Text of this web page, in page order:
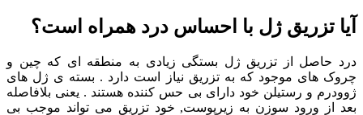
آیا تزریق ژل با احساس درد همراه است؟
درد حاصل از تزریق ژل بستگی زیادی به منطقه ای که چین و
چروک های موجود که به تزریق نیاز است دارد . بسته ی ژل های
ژوودرم و رستیلن خود دارای بی حس کننده هستند . یعنی بلافاصله
بعد از ورود سوزن به زیرپوست, خود تزریق می تواند موجب بی